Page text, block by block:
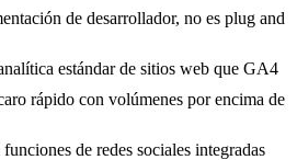
de desarrollador, no es plug and
estándar de sitios web que GA4
rápido con volúmenes por encima de
de redes sociales integradas